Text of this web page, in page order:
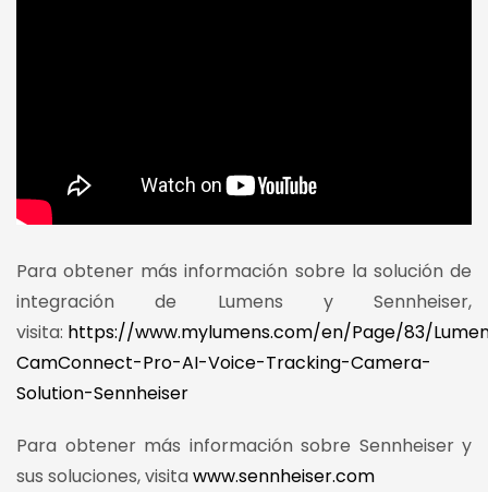
Para obtener más información sobre la solución de
integración de Lumens y Sennheiser,
visita: https://www.mylumens.com/en/Page/83/
CamConnect-Pro-AI-Voice-Tracking-Camera-
Solution-Sennheiser
Para obtener más información sobre Sennheiser y
sus soluciones, visitawww.sennheiser.com